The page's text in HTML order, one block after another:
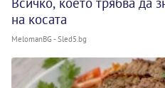
на косата
MelomanBG - Sled5.bg